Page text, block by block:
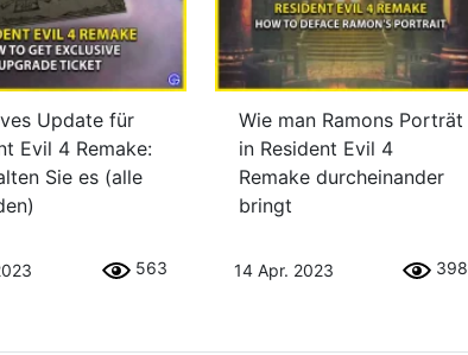
Update für
Evil 4 Remake:
Sie es (alle
563
Wie man Ramons Porträt
in Resident Evil 4
Remake durcheinander
bringt
14 Apr. 2023 398